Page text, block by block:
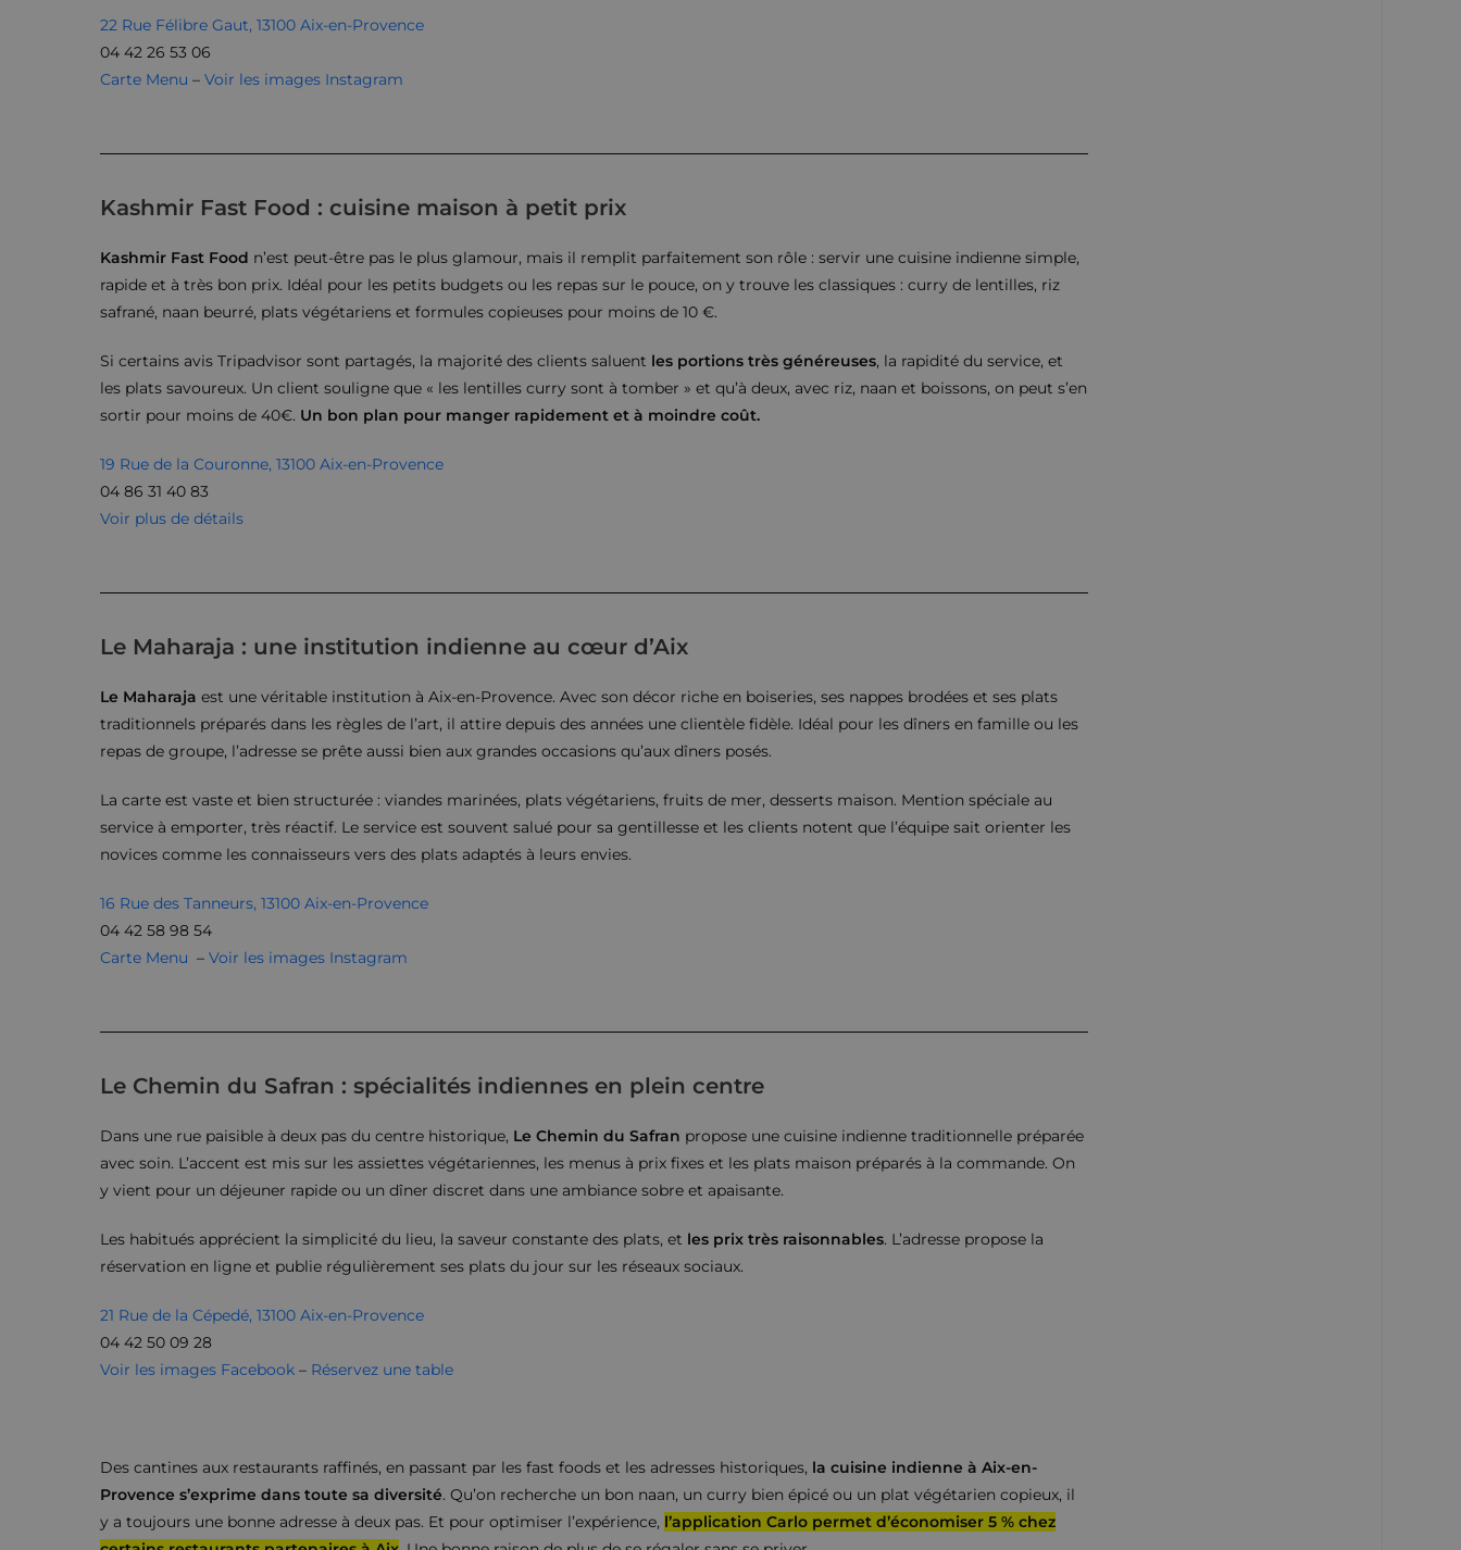
22 Rue Félibre Gaut, 13100 Aix-en-Provence
04 42 26 53 06
Carte Menu – Voir les images Instagram
Kashmir Fast Food : cuisine maison à petit prix
Kashmir Fast Food n’est peut-être pas le plus glamour, mais il remplit parfaitement son rôle : servir une cuisine indienne simple,
rapide et à très bon prix. Idéal pour les petits budgets ou les repas sur le pouce, on y trouve les classiques : curry de lentilles, riz
safrané, naan beurré, plats végétariens et formules copieuses pour moins de 10 €.
Si certains avis Tripadvisor sont partagés, la majorité des clients saluent les portions très généreuses, la rapidité du service, et
les plats savoureux. Un client souligne que « les lentilles curry sont à tomber » et qu’à deux, avec riz, naan et boissons, on peut s’en
sortir pour moins de 40€. Un bon plan pour manger rapidement et à moindre coût.
19 Rue de la Couronne, 13100 Aix-en-Provence
04 86 31 40 83
Voir plus de détails
Le Maharaja : une institution indienne au cœur d’Aix
Le Maharaja est une véritable institution à Aix-en-Provence. Avec son décor riche en boiseries, ses nappes brodées et ses plats
traditionnels préparés dans les règles de l’art, il attire depuis des années une clientèle fidèle. Idéal pour les dîners en famille ou les
repas de groupe, l’adresse se prête aussi bien aux grandes occasions qu’aux dîners posés.
La carte est vaste et bien structurée : viandes marinées, plats végétariens, fruits de mer, desserts maison. Mention spéciale au
service à emporter, très réactif. Le service est souvent salué pour sa gentillesse et les clients notent que l’équipe sait orienter les
novices comme les connaisseurs vers des plats adaptés à leurs envies.
16 Rue des Tanneurs, 13100 Aix-en-Provence
04 42 58 98 54
Carte Menu – Voir les images Instagram
Le Chemin du Safran : spécialités indiennes en plein centre
Dans une rue paisible à deux pas du centre historique, Le Chemin du Safran propose une cuisine indienne traditionnelle préparée
avec soin. L’accent est mis sur les assiettes végétariennes, les menus à prix fixes et les plats maison préparés à la commande. On
y vient pour un déjeuner rapide ou un dîner discret dans une ambiance sobre et apaisante.
Les habitués apprécient la simplicité du lieu, la saveur constante des plats, et les prix très raisonnables. L’adresse propose la
réservation en ligne et publie régulièrement ses plats du jour sur les réseaux sociaux.
21 Rue de la Cépedé, 13100 Aix-en-Provence
04 42 50 09 28
Voir les images Facebook – Réservez une table
Des cantines aux restaurants raffinés, en passant par les fast foods et les adresses historiques, la cuisine indienne à Aix-en-
Provence s’exprime dans toute sa diversité. Qu’on recherche un bon naan, un curry bien épicé ou un plat végétarien copieux, il
y a toujours une bonne adresse à deux pas. Et pour optimiser l’expérience, l’application Carlo permet d’économiser 5 % chez